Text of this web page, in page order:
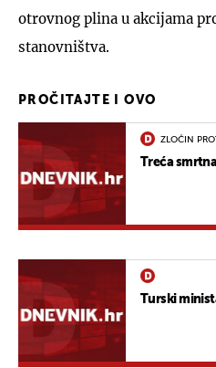
otrovnog plina u akcijama
stanovništva.
PROČITAJTE I OVO
ZLOČIN
Treća
Turski